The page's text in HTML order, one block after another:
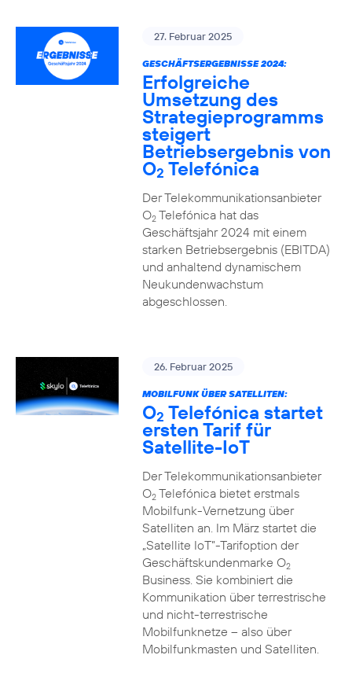
27. Februar 2025
GESCHÄFTSERGEBNISSE 2024:
Erfolgreiche
Umsetzung des
Strategieprogramms
steigert
Betriebsergebnis von
O2 Telefónica
Der Telekommunikationsanbieter
O2Telefónica hat das
Geschäftsjahr 2024 mit einem
starken Betriebsergebnis (EBITDA)
und anhaltend dynamischem
Neukundenwachstum
abgeschlossen.
26. Februar 2025
MOBILFUNK ÜBER SATELLITEN:
O2 Telefónica startet
ersten Tarif für
Satellite-IoT
Der Telekommunikationsanbieter
O2Telefónica bietet erstmals
Mobilfunk-Vernetzung über
Satelliten an. Im März startet die
„Satellite IoT”-Tarifoption der
Geschäftskundenmarke O2
Business. Sie kombiniert die
Kommunikation über terrestrische
und nicht-terrestrische
Mobilfunknetze – also über
Mobilfunkmasten und Satelliten.